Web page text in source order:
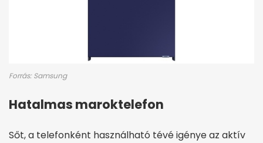
Forrás: Samsung
Hatalmas maroktelefon
Sőt, a telefonként használható tévé igénye az aktív